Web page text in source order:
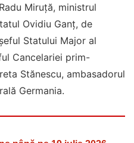
Miruţă, ministrul
Ovidiu Ganţ, de
Statului Major al
Cancelariei prim-
Stănescu, ambasadorul
Germania.